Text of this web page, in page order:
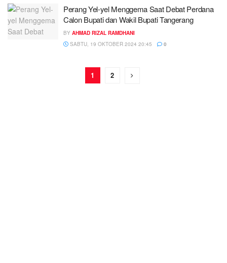
Perang Yel-yel Menggema Saat Debat Perdana
Calon Bupati dan Wakil Bupati Tangerang
BY AHMAD RIZAL RAMDHANI
SABTU, 19 OKTOBER 2024 20:45
0
1 2